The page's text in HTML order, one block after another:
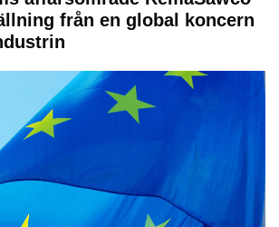
från en global koncern